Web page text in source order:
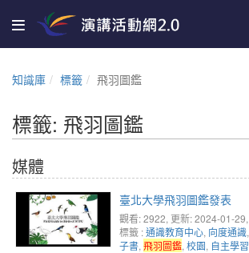
知識庫 標籤 飛羽圖鑑
標籤: 飛羽圖鑑
媒體
臺北大學飛羽圖鑑發表
觀看: 2922, 更新: 2024-01-29,
標籤 :通識教育中心, 向度通識,
子書, 飛羽圖鑑, 校園, 自主學習